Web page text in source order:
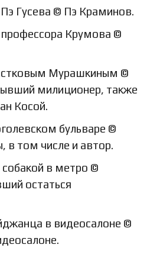
Гусева © Пэ Краминов.
Крумова ©
Мурашкиным ©
милиционер, также
Косой.
бульваре ©
в том числе и автор.
в метро ©
остаться
в видеосалоне ©